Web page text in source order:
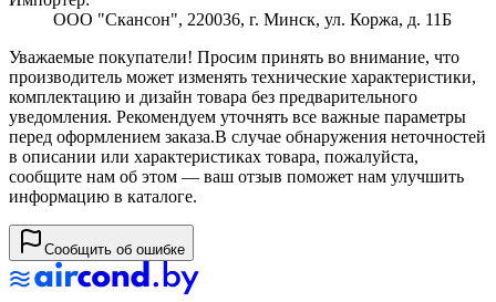
ООО "Скансон", 220036, г. Минск, ул. Коржа, д. 11Б
Уважаемые покупатели! Просим принять во внимание, что
производитель может изменять технические характеристики,
комплектацию и дизайн товара без предварительного
уведомления. Рекомендуем уточнять все важные параметры
перед оформлением заказа.В случае обнаружения неточностей
в описании или характеристиках товара, пожалуйста,
сообщите нам об этом — ваш отзыв поможет нам улучшить
информацию в каталоге.
Сообщить об ошибке